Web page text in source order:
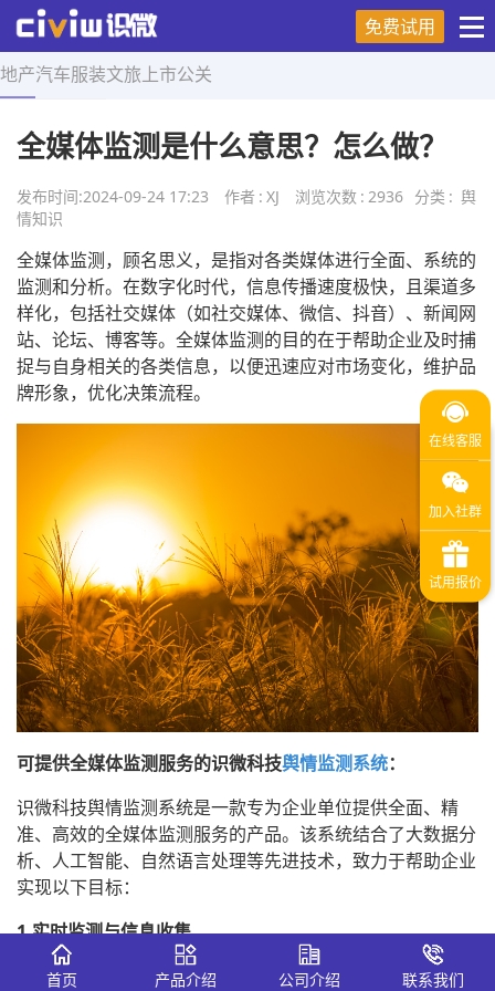
免费试用
地产汽车服装文旅 上市公关
首页 > 舆情知识 > 正文
全媒体监测是什么意思？怎么做？
发布时间:2024-09-24 17:23 作者 : XJ 浏览次数 : 2936 分类 : 舆
情知识
全媒体监测，顾名思义，是指对各类媒体进行全面、系统的
监测和分析。在数字化时代，信息传播速度极快，且渠道多
样化，包括社交媒体（如社交媒体、微信、抖音）、新闻网
站、论坛、博客等。全媒体监测的目的在于帮助企业及时捕
捉与自身相关的各类信息，以便迅速应对市场变化，维护品
牌形象，优化决策流程。
可提供全媒体监测服务的识微科技舆情监测系统：
识微科技舆情监测系统是一款专为企业单位提供全面、精
准、高效的全媒体监测服务的产品。该系统结合了大数据分
析、人工智能、自然语言处理等先进技术，致力于帮助企业
实现以下目标：
1.实时监测与信息收集
识微科技舆情监测系统能够7x24小时不间断地监控新闻网
首页 产品介绍 公司介绍 联系我们